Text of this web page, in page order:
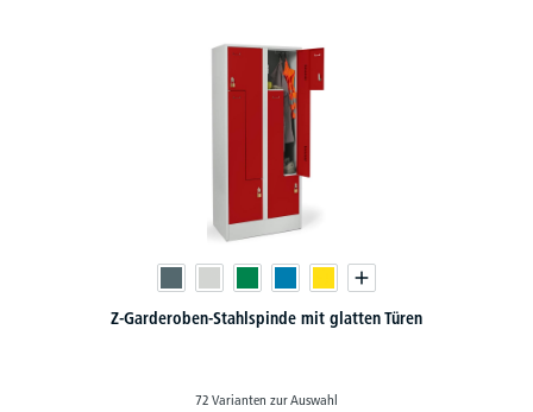
Z-Garderoben-Stahlspinde mit glatten Türen
72 Varianten zur Auswahl